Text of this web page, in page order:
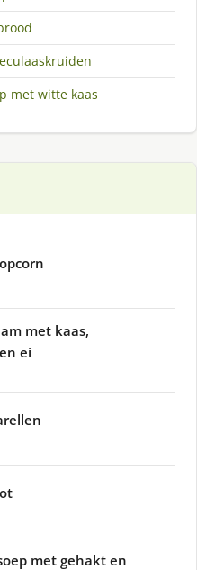
met witte kaas
met kaas,
ei
met gehakt en